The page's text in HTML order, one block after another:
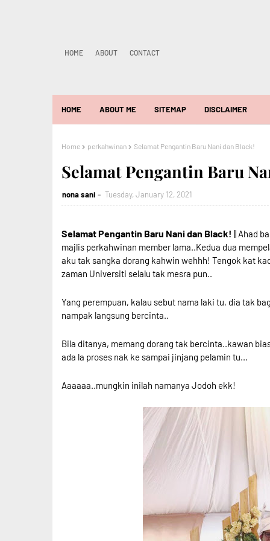
HOME ABOUT CONTACT
HOME ABOUT ME SITEMAP DISCLAIMER
Home perkahwinan Selamat Pengantin Baru Nani dan Black!
Selamat Pengantin Baru
nona sani Tuesday, January 12, 2021
Selamat Pengantin Baru Nani dan Black! || Ahad
majlis perkahwinan member lama..Kedua dua
aku tak sangka dorang kahwin wehhh! Tengok kat
zaman Universiti selalu tak mesra pun..
Yang perempuan, kalau sebut nama laki tu, dia tak
nampak langsung bercinta..
Bila ditanya, memang dorang tak bercinta..kawan
ada la proses nak ke sampai jinjang pelamin tu...
Aaaaaa..mungkin inilah namanya Jodoh ekk!